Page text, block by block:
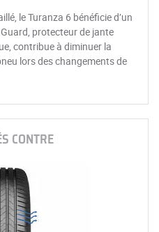
le Turanza 6 bénéficie d’un
protecteur de jante
contribue à diminuer la
lors des changements de
CONTRE